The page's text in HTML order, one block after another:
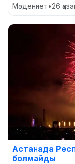
Мәдениет•26
Астанада
болмайды